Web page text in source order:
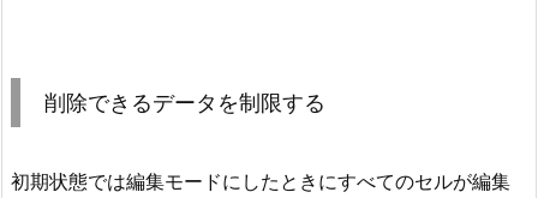
削除できるデータを制限する
初期状態では編集モードにしたときにすべてのセルが編集